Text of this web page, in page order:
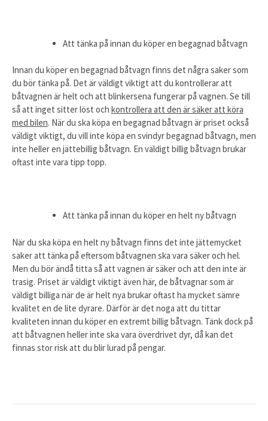
Att tänka på innan du köper en begagnad båtvagn
Innan du köper en begagnad båtvagn finns det några saker som
du bör tänka på. Det är väldigt viktigt att du kontrollerar att
båtvagnen är helt och att blinkersena fungerar på vagnen. Se till
så att inget sitter löst och kontrollera att den är säker att köra
med bilen. När du ska köpa en begagnad båtvagn är priset också
väldigt viktigt, du vill inte köpa en svindyr begagnad båtvagn, men
inte heller en jättebillig båtvagn. En väldigt billig båtvagn brukar
oftast inte vara tipp topp.
Att tänka på innan du köper en helt ny båtvagn
När du ska köpa en helt ny båtvagn finns det inte jättemycket
saker att tänka på eftersom båtvagnen ska vara säker och hel.
Men du bör ändå titta så att vagnen är säker och att den inte är
trasig. Priset är väldigt viktigt även här, de båtvagnar som är
väldigt billiga när de är helt nya brukar oftast ha mycket sämre
kvalitet en de lite dyrare. Därför är det noga att du tittar
kvaliteten innan du köper en extremt billig båtvagn. Tänk dock på
att båtvagnen heller inte ska vara överdrivet dyr, då kan det
finnas stor risk att du blir lurad på pengar.